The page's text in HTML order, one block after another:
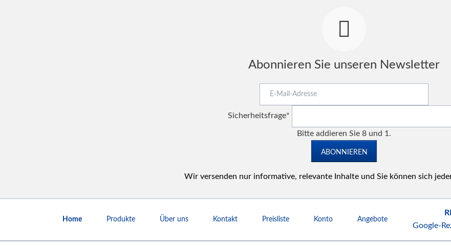
Abonnieren Sie unseren Newsletter
Adresse
Pflichtfeld
Sicherheitsfrage*
Bitte addieren Sie 8 und 1.
ABONNIEREN
Wir versenden nur informative, relevante Inhalte und Sie können sich
überspringen
Home Produkte Über uns Kontakt Preisliste Konto Angebote
Google-